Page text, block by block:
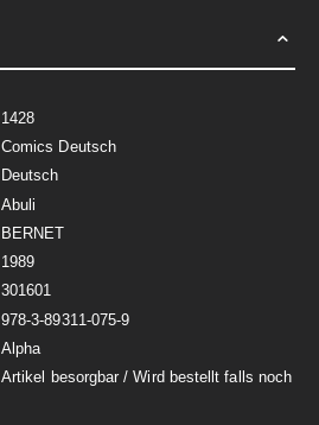
1428
Comics Deutsch
Deutsch
Abuli
BERNET
1989
301601
978-3-89311-075-9
Alpha
Artikel besorgbar / Wird bestellt falls noch